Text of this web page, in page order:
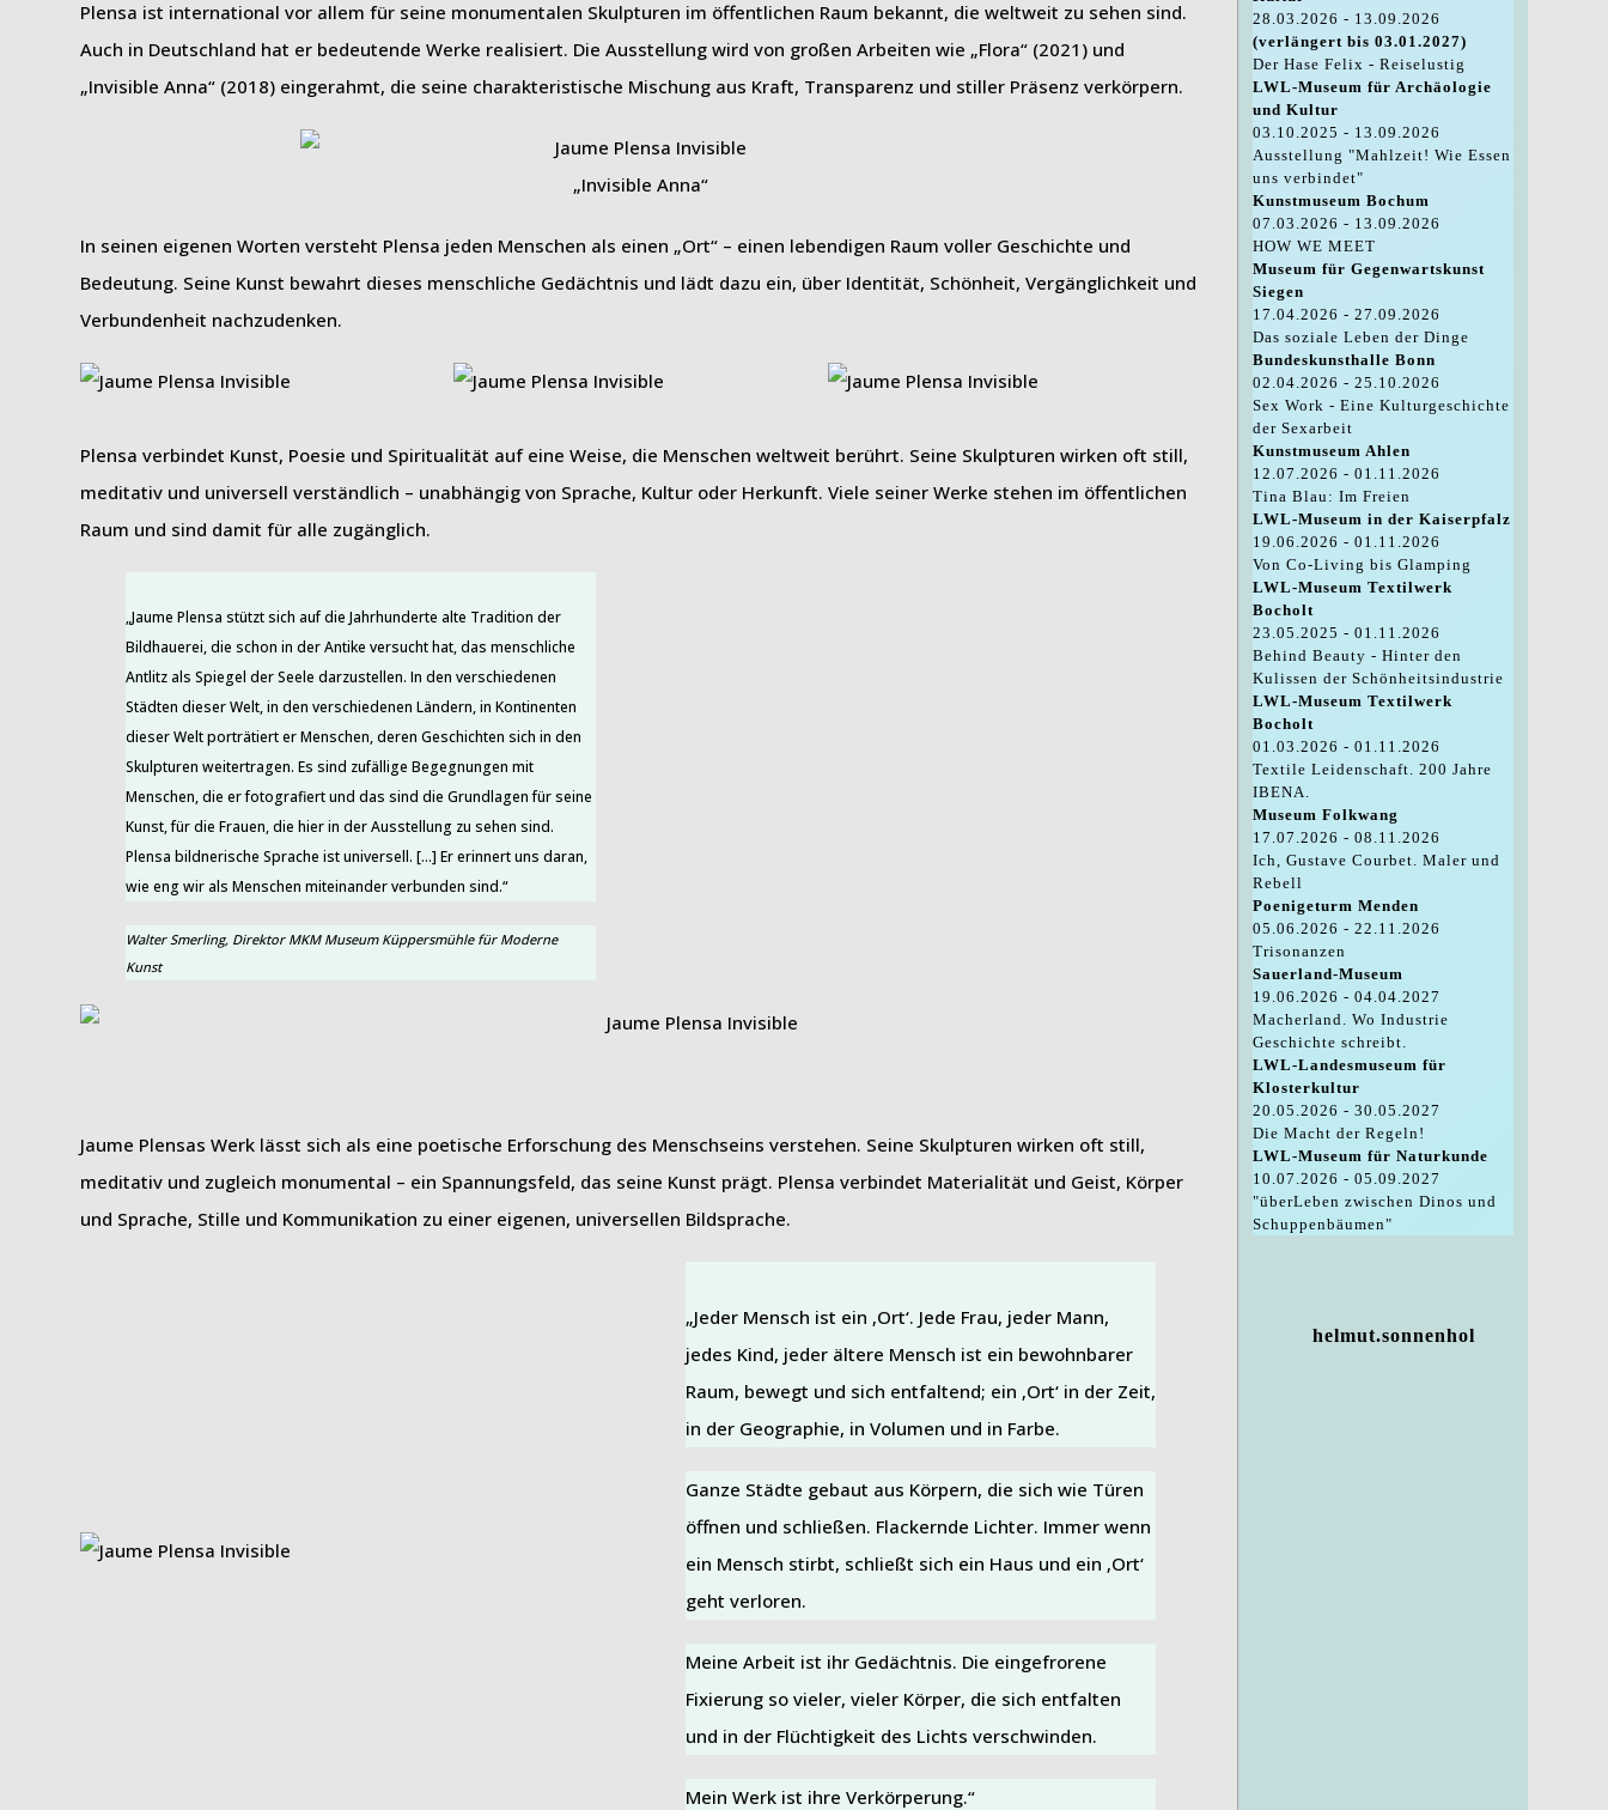
Plensa ist international vor allem für seine monumentalen Skulpturen im öffentlichen Raum bekannt, die weltweit zu sehen sind.
Auch in Deutschland hat er bedeutende Werke realisiert. Die Ausstellung wird von großen Arbeiten wie „Flora“ (2021) und
„Invisible Anna“ (2018) eingerahmt, die seine charakteristische Mischung aus Kraft, Transparenz und stiller Präsenz verkörpern.
„Invisible Anna“
In seinen eigenen Worten versteht Plensa jeden Menschen als einen „Ort“ – einen lebendigen Raum voller Geschichte und
Bedeutung. Seine Kunst bewahrt dieses menschliche Gedächtnis und lädt dazu ein, über Identität, Schönheit, Vergänglichkeit und
Verbundenheit nachzudenken.
Plensa verbindet Kunst, Poesie und Spiritualität auf eine Weise, die Menschen weltweit berührt. Seine Skulpturen wirken oft still,
meditativ und universell verständlich – unabhängig von Sprache, Kultur oder Herkunft. Viele seiner Werke stehen im öffentlichen
Raum und sind damit für alle zugänglich.
„Jaume Plensa stützt sich auf die Jahrhunderte alte Tradition der
Bildhauerei, die schon in der Antike versucht hat, das menschliche
Antlitz als Spiegel der Seele darzustellen. In den verschiedenen
Städten dieser Welt, in den verschiedenen Ländern, in Kontinenten
dieser Welt porträtiert er Menschen, deren Geschichten sich in den
Skulpturen weitertragen. Es sind zufällige Begegnungen mit
Menschen, die er fotografiert und das sind die Grundlagen für seine
Kunst, für die Frauen, die hier in der Ausstellung zu sehen sind.
Plensa bildnerische Sprache ist universell. […] Er erinnert uns daran,
wie eng wir als Menschen miteinander verbunden sind.“
Walter Smerling, Direktor MKM Museum Küppersmühle für Moderne
Kunst
Jaume Plensas Werk lässt sich als eine poetische Erforschung des Menschseins verstehen. Seine Skulpturen wirken oft still,
meditativ und zugleich monumental – ein Spannungsfeld, das seine Kunst prägt. Plensa verbindet Materialität und Geist, Körper
und Sprache, Stille und Kommunikation zu einer eigenen, universellen Bildsprache.
„Jeder Mensch ist ein ‚Ort‘. Jede Frau, jeder Mann,
jedes Kind, jeder ältere Mensch ist ein bewohnbarer
Raum, bewegt und sich entfaltend; ein ‚Ort‘ in der Zeit,
in der Geographie, in Volumen und in Farbe.
Ganze Städte gebaut aus Körpern, die sich wie Türen
öffnen und schließen. Flackernde Lichter. Immer wenn
ein Mensch stirbt, schließt sich ein Haus und ein ‚Ort‘
geht verloren.
Meine Arbeit ist ihr Gedächtnis. Die eingefrorene
Fixierung so vieler, vieler Körper, die sich entfalten
und in der Flüchtigkeit des Lichts verschwinden.
Mein Werk ist ihre Verkörperung.“
28.03.2026 - 13.09.2026
(verlängert bis 03.01.2027)
Der Hase Felix - Reiselustig
LWL-Museum für Archäologie
und Kultur
03.10.2025 - 13.09.2026
Ausstellung "Mahlzeit! Wie Essen
uns verbindet"
Kunstmuseum Bochum
07.03.2026 - 13.09.2026
HOW WE MEET
Museum für Gegenwartskunst
Siegen
17.04.2026 - 27.09.2026
Das soziale Leben der Dinge
Bundeskunsthalle Bonn
02.04.2026 - 25.10.2026
Sex Work - Eine Kulturgeschichte
der Sexarbeit
Kunstmuseum Ahlen
12.07.2026 - 01.11.2026
Tina Blau: Im Freien
LWL-Museum in der Kaiserpfalz
19.06.2026 - 01.11.2026
Von Co-Living bis Glamping
LWL-Museum Textilwerk
Bocholt
23.05.2025 - 01.11.2026
Behind Beauty - Hinter den
Kulissen der Schönheitsindustrie
LWL-Museum Textilwerk
Bocholt
01.03.2026 - 01.11.2026
Textile Leidenschaft. 200 Jahre
IBENA.
Museum Folkwang
17.07.2026 - 08.11.2026
Ich, Gustave Courbet. Maler und
Rebell
Poenigeturm Menden
05.06.2026 - 22.11.2026
Trisonanzen
Sauerland-Museum
19.06.2026 - 04.04.2027
Macherland. Wo Industrie
Geschichte schreibt.
LWL-Landesmuseum für
Klosterkultur
20.05.2026 - 30.05.2027
Die Macht der Regeln!
LWL-Museum für Naturkunde
10.07.2026 - 05.09.2027
"überLeben zwischen Dinos und
Schuppenbäumen"
helmut.sonnenhol